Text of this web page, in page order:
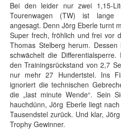
Bei den leider nur zwei 1,15-
Tourenwagen (TW) ist lange
angesagt. Denn Jörg Eberle turnt
Super frech, fröhlich und frei vor
Thomas Stelberg herum.
schwächelt die
den Trainingsrückstand von 2,7
nur mehr 27 Hundertstel. Ins
ignoriert die technischen
die „last minute Wende“. Sein
hauchdünn, Jörg Eberle liegt
Tausendstel zurück. Und klar,
Trophy Gewinner.